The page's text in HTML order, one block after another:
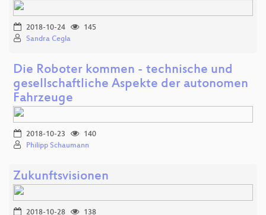
2018-10-24
145
Sandra Cegla
Die Roboter kommen - technische und
gesellschaftliche Aspekte der autonomen
Fahrzeuge
2018-10-23
140
Philipp Schaumann
Zukunftsvisionen
2018-10-28
138